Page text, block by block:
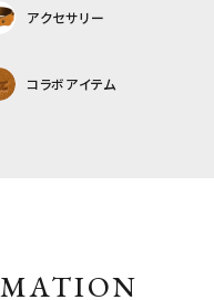
アクセサリー
コラボアイテム